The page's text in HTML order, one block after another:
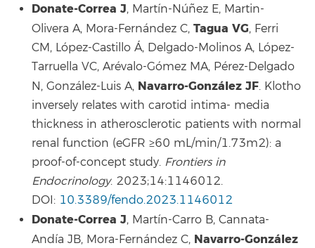
Donate-Correa J, Martín-Núñez E, Martin-
Olivera A, Mora-Fernández C, Tagua VG, Ferri
CM, López-Castillo Á, Delgado-Molinos A, López-
Tarruella VC, Arévalo-Gómez MA, Pérez-Delgado
N, González-Luis A, Navarro-González JF. Klotho
inversely relates with carotid intima- media
thickness in atherosclerotic patients with normal
renal function (eGFR ≥60 mL/min/1.73m2): a
proof-of-concept study. Frontiers in
Endocrinology. 2023;14:1146012.
DOI: 10.3389/fendo.2023.1146012
Donate-Correa J, Martín-Carro B, Cannata-
Andía JB, Mora-Fernández C, Navarro-González